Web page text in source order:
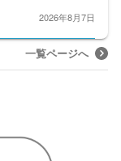
2026年8月7日
一覧ページへ